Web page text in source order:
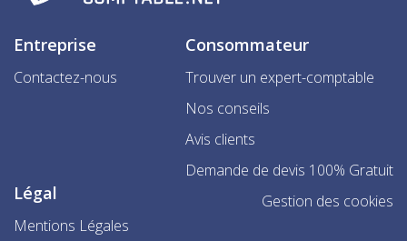
Entreprise
Contactez-nous
Consommateur
Trouver un expert-comptable
Nos conseils
Avis clients
Demande de devis 100% Gratuit
Légal
Mentions Légales
Gestion des cookies